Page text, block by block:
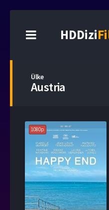
HDDizi
Ülke
Austria
1080p